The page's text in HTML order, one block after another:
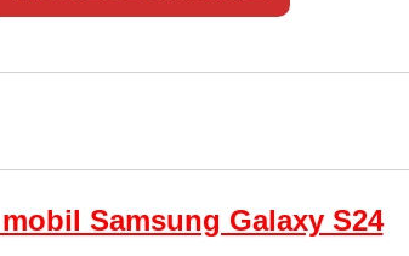
Samsung Galaxy S24